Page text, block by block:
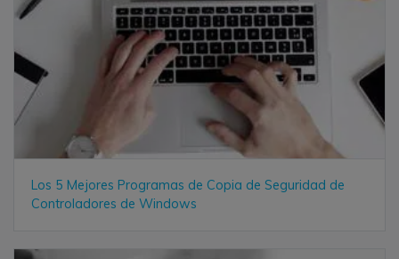
Los 5 Mejores Programas de Copia de Seguridad de
Controladores de Windows